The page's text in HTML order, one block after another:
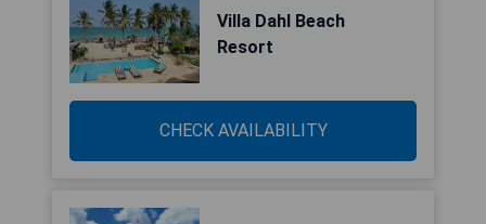
Villa Dahl Beach
Resort
CHECK AVAILABILITY